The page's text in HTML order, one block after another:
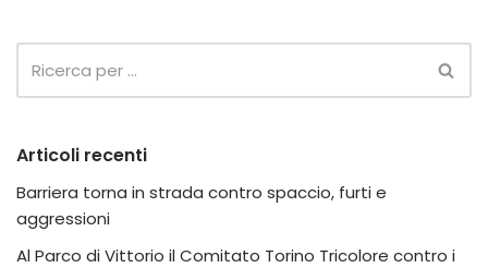
Articoli recenti
Barriera torna in strada contro spaccio, furti e
aggressioni
Al Parco di Vittorio il Comitato Torino Tricolore contro i